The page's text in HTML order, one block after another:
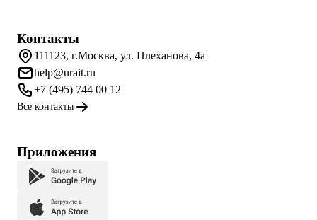
Контакты
111123, г.Москва, ул. Плеханова, 4а
help@urait.ru
+7 (495) 744 00 12
Все контакты
Приложения